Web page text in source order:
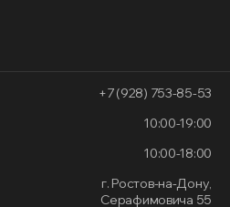
+7 (928) 753-85-53
10:00-19:00
10:00-18:00
г. Ростов-на-Дону,
Серафимовича 55